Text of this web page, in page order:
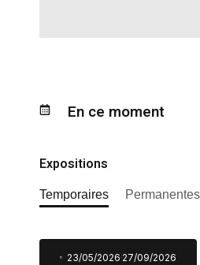
En ce moment
Expositions
Temporaires Permanentes
23/05/2026 27/09/2026